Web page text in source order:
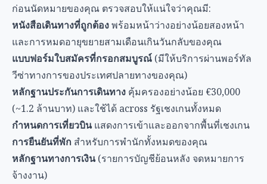
ก่อนนัดหมายของคุณ ตรวจสอบให้แน่ใจว่าคุณมี:
หนังสือเดินทางที่ถูกต้องพร้อมหน้าว่างอย่างน้อยสองหน้า
และการหมดอายุขยายสามเดือนเกินวันกลับของคุณ
แบบฟอร์มใบสมัครที่กรอกสมบูรณ์ (มีให้บริการผ่านพอร์ทัล
วีซ่าทางการของประเทศปลายทางของคุณ)
หลักฐานประกันการเดินทาง คุ้มครองอย่างน้อย €30,000
(~1.2 ล้านบาท) และใช้ได้ across รัฐเชงเกนทั้งหมด
กำหนดการเที่ยวบินแสดงการเข้าและออกจากพื้นที่เชงเกน
การยืนยันที่พัก สำหรับการพำนักทั้งหมดของคุณ
หลักฐานทางการเงิน(รายการบัญชีย้อนหลัง จดหมายการ
จ้างงาน)